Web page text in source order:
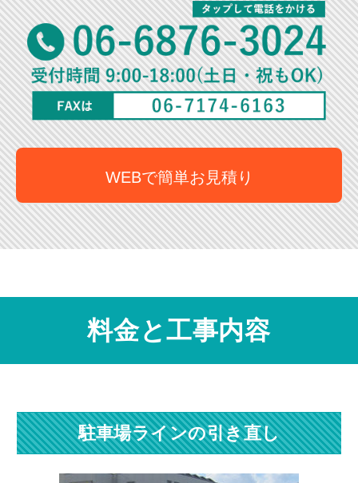
WEBで簡単お見積り
料金と工事内容
駐車場ラインの引き直し